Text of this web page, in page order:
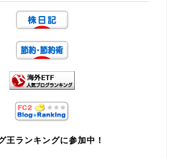
王ランキングに参加中！